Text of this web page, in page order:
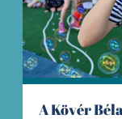
A Kövér